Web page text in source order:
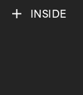
INSIDE